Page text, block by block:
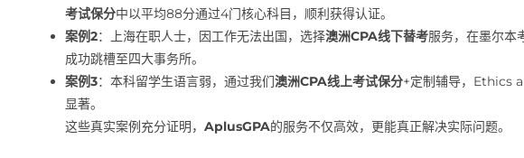
考试保分中以平均88分通过4门核心科目，顺利获得认证。
案例2：上海在职人士，因工作无法出国，选择澳洲CPA线下替考服务，在墨尔本
成功跳槽至四大事务所。
案例3：本科留学生语言弱，通过我们澳洲CPA线上考试保分+定制辅导，Ethics
显著。
这些真实案例充分证明， AplusGPA的服务不仅高效，更能真正解决实际问题。